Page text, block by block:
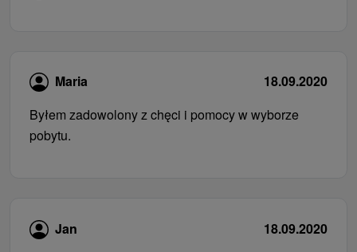
Maria
18.09.2020
Byłem zadowolony z chęci i pomocy w wyborze
pobytu.
Jan
18.09.2020